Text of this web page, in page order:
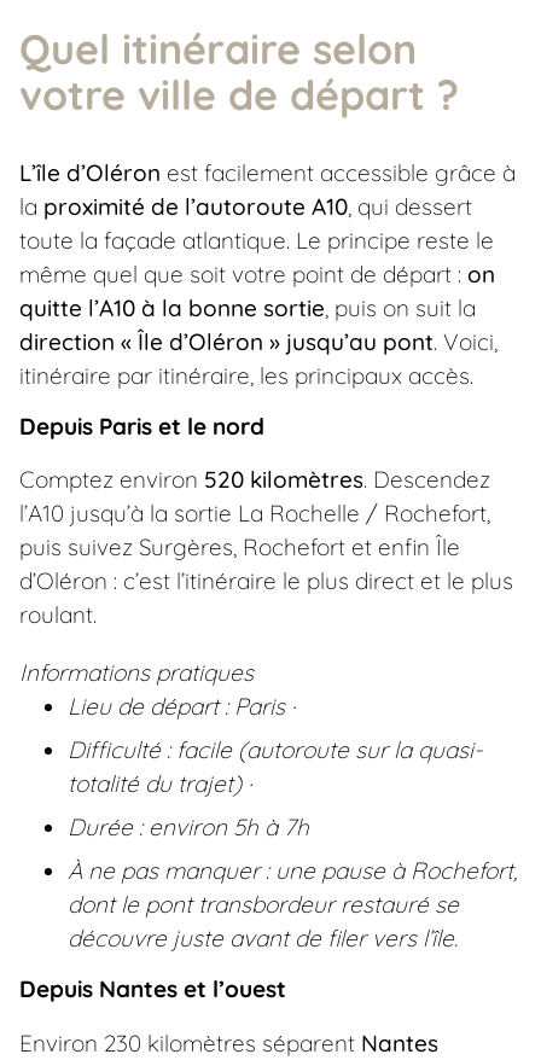
Quel itinéraire selon
votre ville de départ ?
L’île d’Oléron est facilement accessible grâce à
la proximité de l’autoroute A10 , qui dessert
toute la façade atlantique. Le principe reste le
même quel que soit votre point de départ : on
quitte l’A10 à la bonne sortie , puis on suit la
direction « Île d’Oléron » jusqu’au pont. Voici,
itinéraire par itinéraire, les principaux accès.
Depuis Paris et le nord
Comptez environ 520 kilomètres. Descendez
l’A10 jusqu’à la sortie La Rochelle / Rochefort,
puis suivez Surgères, Rochefort et enfin Île
d’Oléron : c’est l’itinéraire le plus direct et le plus
roulant.
Informations pratiques
Lieu de départ : Paris ·
Difficulté : facile (autoroute sur la quasi-
totalité du trajet) ·
Durée : environ 5h à 7h
À ne pas manquer : une pause à Rochefort,
dont le pont transbordeur restauré se
découvre juste avant de filer vers l’île.
Depuis Nantes et l’ouest
Environ 230 kilomètres séparent Nantes